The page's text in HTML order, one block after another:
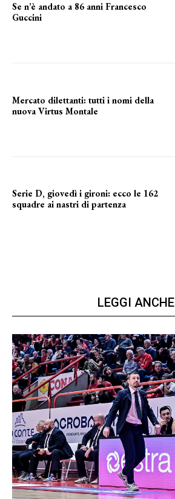
Se n’è andato a 86 anni Francesco
Guccini
Mercato dilettanti: tutti i nomi della
nuova Virtus Montale
Serie D, giovedì i gironi: ecco le 162
squadre ai nastri di partenza
LEGGI ANCHE